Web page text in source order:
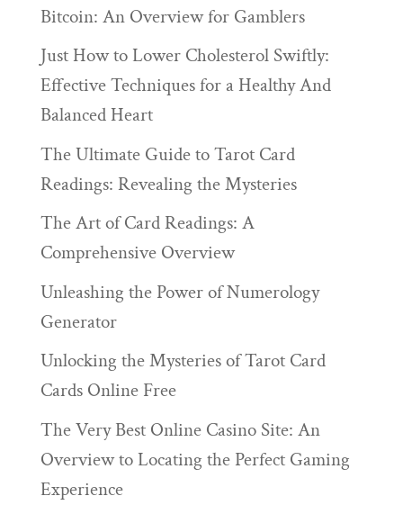
Bitcoin: An Overview for Gamblers
Just How to Lower Cholesterol Swiftly:
Effective Techniques for a Healthy And
Balanced Heart
The Ultimate Guide to Tarot Card
Readings: Revealing the Mysteries
The Art of Card Readings: A
Comprehensive Overview
Unleashing the Power of Numerology
Generator
Unlocking the Mysteries of Tarot Card
Cards Online Free
The Very Best Online Casino Site: An
Overview to Locating the Perfect Gaming
Experience